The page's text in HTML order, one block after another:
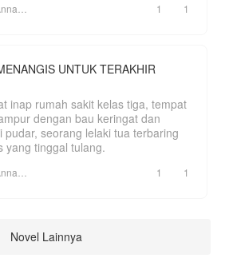
1 1
UNTUK TERAKHIR
inap rumah sakit kelas tiga, tempat
dengan bau keringat dan
pudar, seorang lelaki tua terbaring
yang tinggal tulang.
1 1
Novel Lainnya